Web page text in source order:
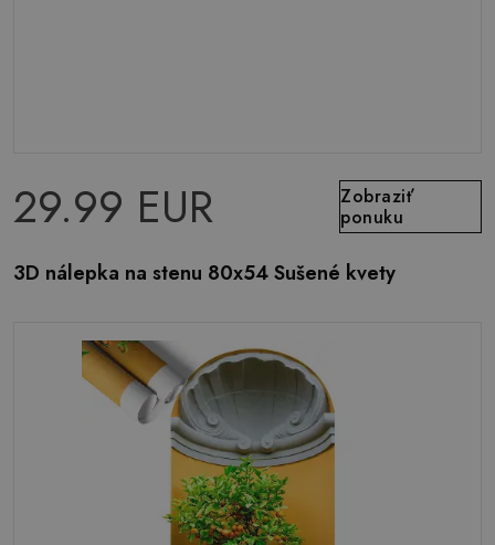
29.99 EUR
Zobraziť
ponuku
3D nálepka na stenu 80x54 Sušené kvety